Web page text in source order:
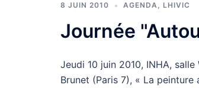
8 JUIN 2010 AGENDA, LHIVIC
Journée
Jeudi 10 juin 2010, INHA,
Brunet (Paris 7), « La